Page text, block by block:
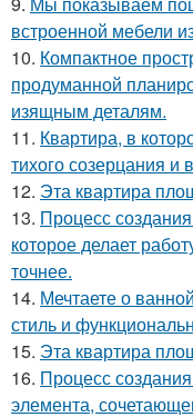
встроенной мебели
10. Компактное
продуманной
изящным деталям.
11. Квартира, в
тихого созерцания и
12. Эта квартира
13. Процесс
которое делает
точнее.
14. Мечтаете о
стиль и
15. Эта квартира
16. Процесс
элемента,